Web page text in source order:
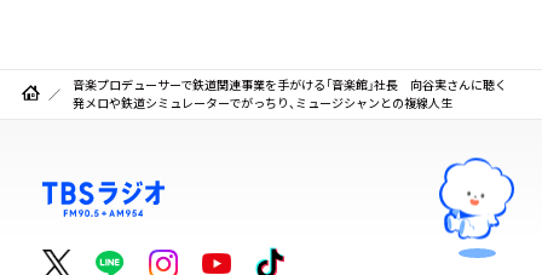
音楽プロデューサーで鉄道関連事業を手がける「音楽館」社長 向谷実さんに聴く
発メロや鉄道シミュレーターでがっちり、ミュージシャンとの複線人生